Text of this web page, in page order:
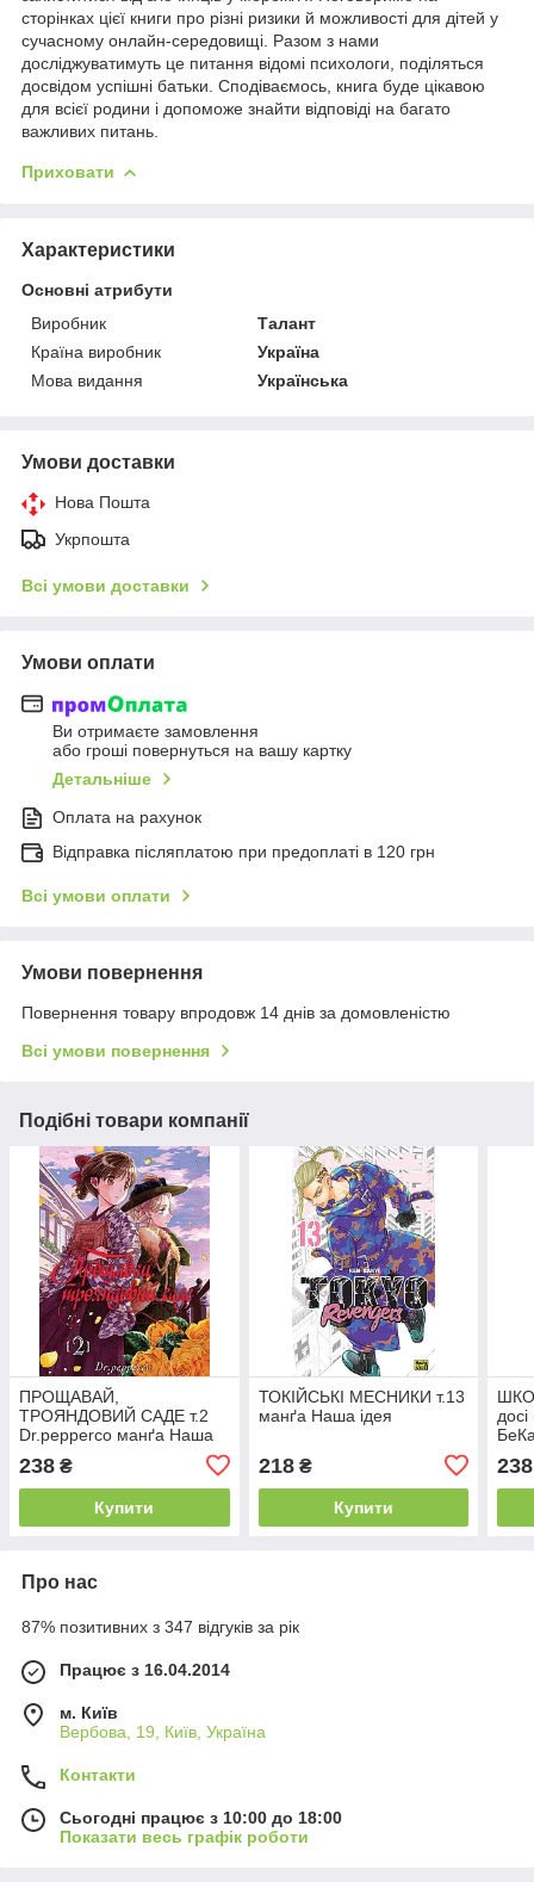
сторінках цієї книги про різні ризики й можливості для дітей у
сучасному онлайн-середовищі. Разом з нами
досліджуватимуть це питання відомі психологи, поділяться
досвідом успішні батьки. Сподіваємось, книга буде цікавою
для всієї родини і допоможе знайти відповіді на багато
важливих питань.
Приховати
Характеристики
Основні атрибути
Виробник
Талант
Країна виробник
Україна
Мова видання
Українська
Умови доставки
Нова Пошта
Укрпошта
Всі умови доставки
Умови оплати
Ви отримаєте замовлення
або гроші повернуться на вашу картку
Детальніше
Оплата на рахунок
Відправка післяплатою при предоплаті в 120 грн
Всі умови оплати
Умови повернення
Повернення товару впродовж 14 днів за домовленістю
Всі умови повернення
Подібні товари компанії
ПРОЩАВАЙ,
ТРОЯНДОВИЙ САДЕ т.2
Dr.pepperco манґа Наша
238 ₴
Купити
ТОКІЙСЬКІ МЕСНИКИ т.13
манґа Наша ідея
218₴
Купити
238
Про нас
87% позитивних з 347 відгуків за рік
Працює з 16.04.2014
м. Київ
Вербова, 19, Київ, Україна
Контакти
Сьогодні працює з 10:00 до 18:00
Показати весь графік роботи